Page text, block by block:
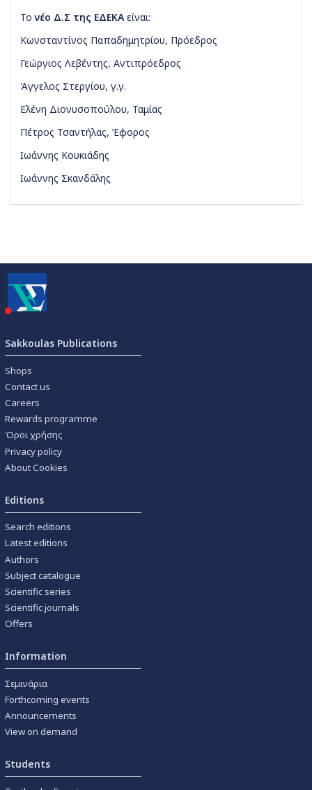
Τονέο Δ.Σ της ΕΔΕΚΑείναι:
Κωνσταντίνος Παπαδημητρίου, Πρόεδρος
Γεώργιος Λεβέντης, Αντιπρόεδρος
Άγγελος Στεργίου, γ.γ.
Ελένη Διονυσοπούλου, Ταμίας
Πέτρος Τσαντήλας, Έφορος
Ιωάννης Κουκιάδης
Ιωάννης Σκανδάλης
Sakkoulas Publications
Shops
Contact us
Careers
Rewards programme
Όροι χρήσης
Privacy policy
About Cookies
Editions
Search editions
Latest editions
Authors
Subject catalogue
Scientific series
Scientific journals
Offers
Information
Σεμινάρια
Forthcoming events
Announcements
View on demand
Students